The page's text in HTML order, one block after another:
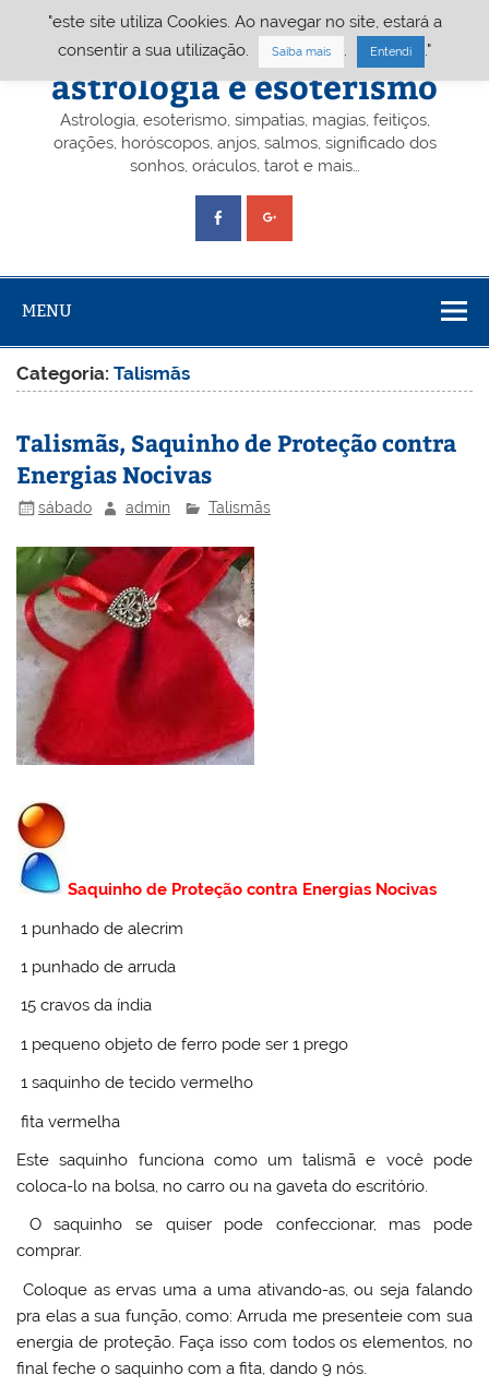
Portal A&E – Portal
astrologia e esoterismo
Astrologia, esoterismo, simpatias, magias, feitiços,
orações, horóscopos, anjos, salmos, significado dos
sonhos, oráculos, tarot e mais…
MENU
Categoria:Talismãs
Talismãs, Saquinho de Proteção contra
Energias Nocivas
sábado admin Talismãs
Saquinho de Proteção contra Energias Nocivas
1 punhado de alecrim
1 punhado de arruda
15 cravos da índia
1 pequeno objeto de ferro pode ser 1 prego
1 saquinho de tecido vermelho
fita vermelha
Este saquinho funciona como um talismã e você pode
coloca-lo na bolsa, no carro ou na gaveta do escritório.
O saquinho se quiser pode confeccionar, mas pode
comprar.
Coloque as ervas uma a uma ativando-as, ou seja falando
pra elas a sua função, como: Arruda me presenteie com sua
energia de proteção. Faça isso com todos os elementos, no
final feche o saquinho com a fita, dando 9 nós.
"este site utiliza Cookies. Ao navegar no site, estará a
consentir a sua utilização.
Saiba mais Entendi ."